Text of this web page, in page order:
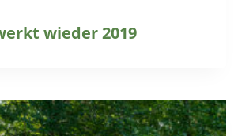
wieder 2019